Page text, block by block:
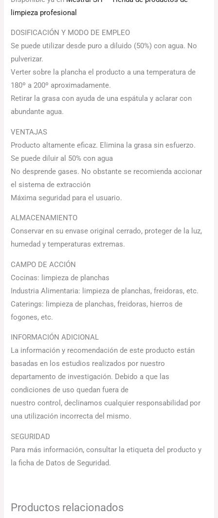
limpieza profesional
DOSIFICACIÓN Y MODO DE EMPLEO
Se puede utilizar desde puro a diluido (50%) con agua. No
pulverizar.
Verter sobre la plancha el producto a una temperatura de
180º a 200º aproximadamente.
Retirar la grasa con ayuda de una espátula y aclarar con
abundante agua.
VENTAJAS
Producto altamente eficaz. Elimina la grasa sin esfuerzo.
Se puede diluir al 50% con agua
No desprende gases. No obstante se recomienda accionar
el sistema de extracción
Máxima seguridad para el usuario.
ALMACENAMIENTO
Conservar en su envase original cerrado, proteger de la luz,
humedad y temperaturas extremas.
CAMPO DE ACCIÓN
Cocinas: limpieza de planchas
Industria Alimentaria: limpieza de planchas, freidoras, etc.
Caterings: limpieza de planchas, freidoras, hierros de
fogones, etc.
INFORMACIÓN ADICIONAL
La información y recomendación de este producto están
basadas en los estudios realizados por nuestro
departamento de investigación. Debido a que las
condiciones de uso quedan fuera de
nuestro control, declinamos cualquier responsabilidad por
una utilización incorrecta del mismo.
SEGURIDAD
Para más información, consultar la etiqueta del producto y
la ficha de Datos de Seguridad.
Productos relacionados